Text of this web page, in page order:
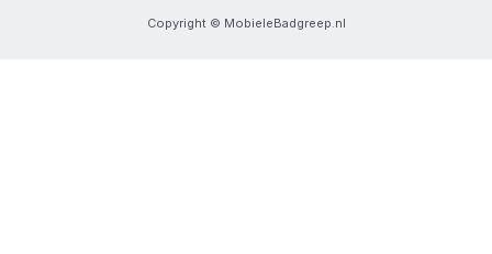
Copyright © MobieleBadgreep.nl